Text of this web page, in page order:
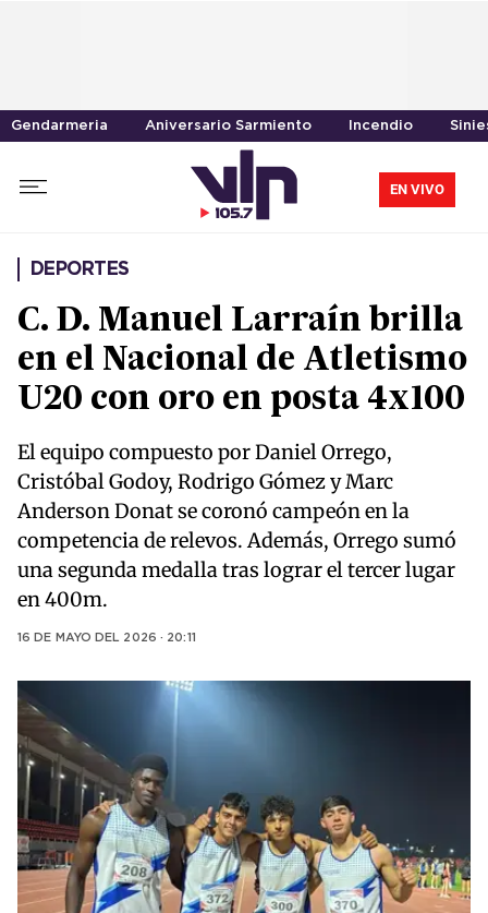
Gendarmeria Aniversario Sarmiento Incendio
EN VIVO
DEPORTES
C. D. Manuel Larraín brilla
en el Nacional de Atletismo
U20 con oro en posta 4x100
El equipo compuesto por Daniel Orrego,
Cristóbal Godoy, Rodrigo Gómez y Marc
Anderson Donat se coronó campeón en la
competencia de relevos. Además, Orrego sumó
una segunda medalla tras lograr el tercer lugar
en 400m.
16 DE MAYO DEL 2026 · 20:11